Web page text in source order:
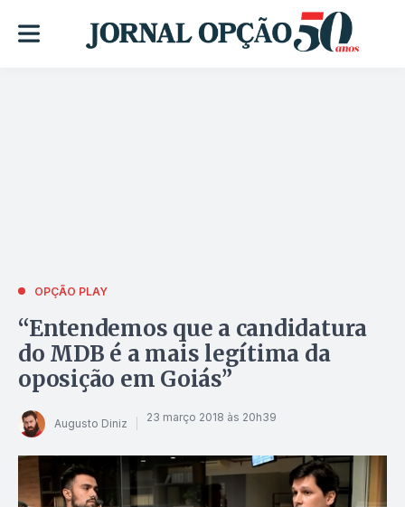
OPÇÃO PLAY
“Entendemos que a candidatura
do MDB é a mais legítima da
oposição em Goiás”
Augusto Diniz 23 março 2018 às 20h39